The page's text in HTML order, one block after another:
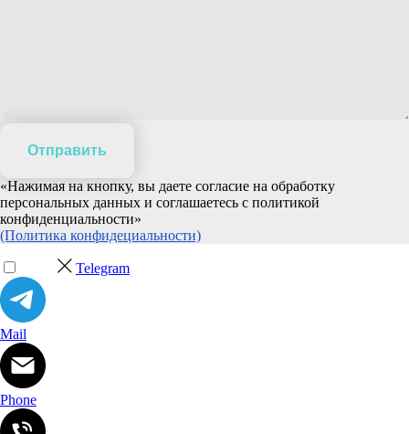
Отправить
«Нажимая на кнопку, вы даете согласие на обработку
персональных данных и соглашаетесь c политикой
конфиденциальности»
(Политика конфидециальности)
Telegram
Mail
Phone